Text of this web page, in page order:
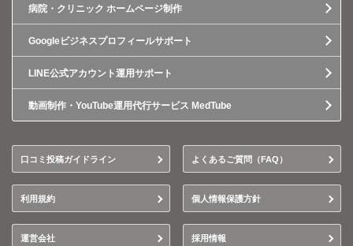
病院・クリニック ホームページ制作
Googleビジネスプロフィールサポート
LINE公式アカウント運用サポート
動画制作・YouTube運用代行サービス MedTube
口コミ投稿ガイドライン よくあるご質問（FAQ）
利用規約 個人情報保護方針
運営会社 採用情報